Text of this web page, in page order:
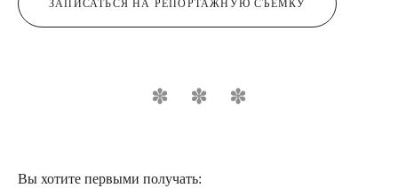
ЗАПИСАТЬСЯ НА РЕПОРТАЖНУЮ СЪЁМКУ
Вы хотите первыми получать: